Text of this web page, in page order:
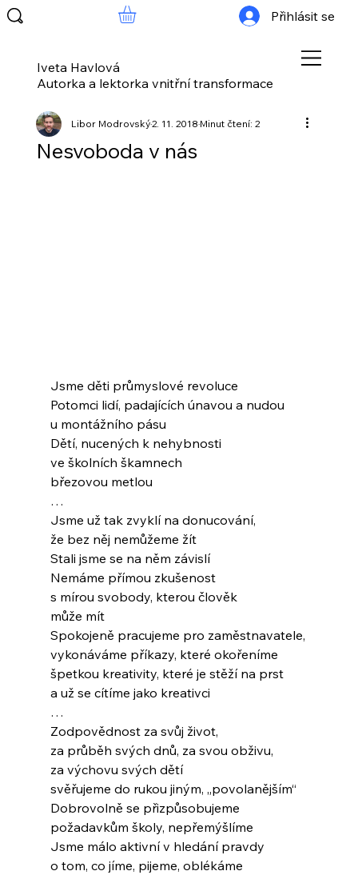
Iveta Havlová
Autorka a lektorka vnitřní transformace
Přihlásit se
Nesvoboda v nás
Libor Modrovský2. 11. 2018Minut čtení: 2
Jsme děti průmyslové revoluce
Potomci lidí, padajících únavou a nudou
u montážního pásu
Dětí, nucených k nehybnosti
ve školních škamnech
březovou metlou
…
Jsme už tak zvyklí na donucování,
že bez něj nemůžeme žít
Stali jsme se na něm závislí
Nemáme přímou zkušenost
s mírou svobody, kterou člověk
může mít
Spokojeně pracujeme pro zaměstnavatele,
vykonáváme příkazy, které okořeníme
špetkou kreativity, které je stěží na prst
a už se cítíme jako kreativci
…
Zodpovědnost za svůj život,
za průběh svých dnů, za svou obživu,
za výchovu svých dětí
svěřujeme do rukou jiným, „povolanějším“
Dobrovolně se přizpůsobujeme
požadavkům školy, nepřemýšlíme
Jsme málo aktivní v hledání pravdy
o tom, co jíme, pijeme, oblékáme